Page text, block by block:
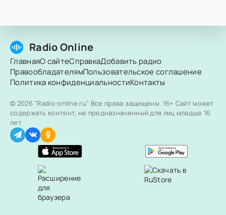
Radio Online
ГлавнаяО сайтеСправкаДобавить радио
ПравообладателямПользовательское соглашение
Политика конфиденциальностиКонтакты
© 2026 "Radio-online.ru" Все права защищены. 16+ Сайт может
содержать контент, не предназначенный для лиц младше 16
лет.